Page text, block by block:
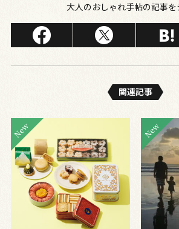
大人のおしゃれ手帖の記事を
関連記事